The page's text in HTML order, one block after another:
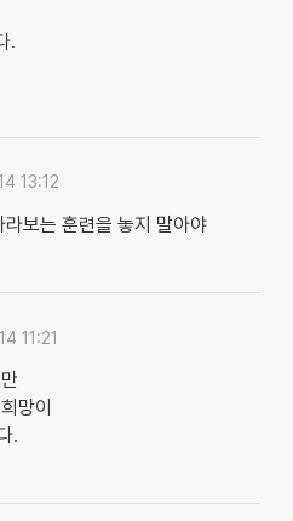
.
13:12
보는 훈련을 놓지 말아야
11:21
망이
.